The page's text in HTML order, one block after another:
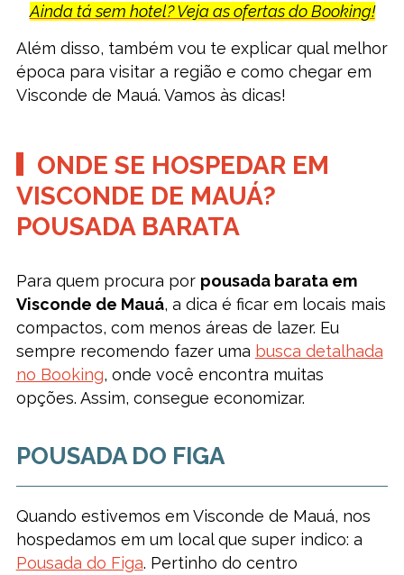
Ainda tá sem hotel? Veja as ofertas do Booking!
Além disso, também vou te explicar qual melhor
época para visitar a região e como chegar em
Visconde de Mauá. Vamos às dicas!
ONDE SE HOSPEDAR EM
VISCONDE DE MAUÁ?
POUSADA BARATA
Para quem procura por pousada barata em
Visconde de Mauá, a dica é ficar em locais mais
compactos, com menos áreas de lazer. Eu
sempre recomendo fazer uma busca detalhada
no Booking, onde você encontra muitas
opções. Assim, consegue economizar.
POUSADA DO FIGA
Quando estivemos em Visconde de Mauá, nos
hospedamos em um local que super indico: a
Pousada do Figa. Pertinho do centro